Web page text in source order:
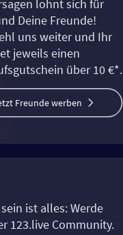
lohnt sich für
Deine Freunde!
uns weiter und Ihr
jeweils einen
über 10 €*.
Freunde werben
ist alles: Werde
123.live Community.